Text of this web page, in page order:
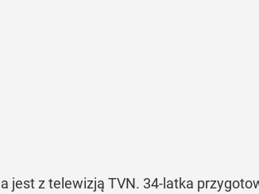
jest z telewizją TVN. 34-latka